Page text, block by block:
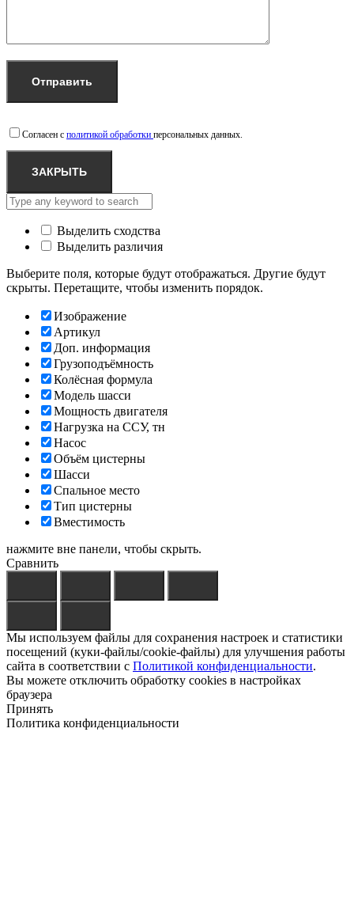
Согласен с политикой обработки персональных данных.
ЗАКРЫТЬ
Выделить сходства
Выделить различия
Выберите поля, которые будут отображаться. Другие будут
скрыты. Перетащите, чтобы изменить порядок.
Изображение
Артикул
Доп. информация
Грузоподъёмность
Колёсная формула
Модель шасси
Мощность двигателя
Нагрузка на ССУ, тн
Насос
Объём цистерны
Шасси
Спальное место
Тип цистерны
Вместимость
нажмите вне панели, чтобы скрыть.
Сравнить
Мы используем файлы для сохранения настроек и статистики
посещений (куки-файлы/cookie-файлы) для улучшения работы
сайта в соответствии с Политикой конфиденциальности.
Вы можете отключить обработку cookies в настройках
браузера
Принять
Политика конфиденциальности